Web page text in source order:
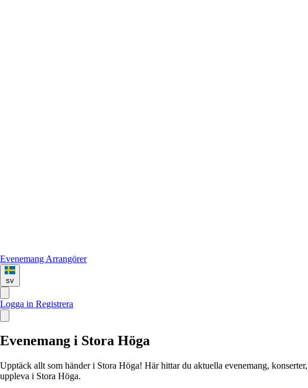
Evenemang Arrangörer
sv
Logga in Registrera
Evenemang i Stora Höga
Upptäck allt som händer i Stora Höga! Här hittar du aktuella evenemang,
uppleva i Stora Höga.